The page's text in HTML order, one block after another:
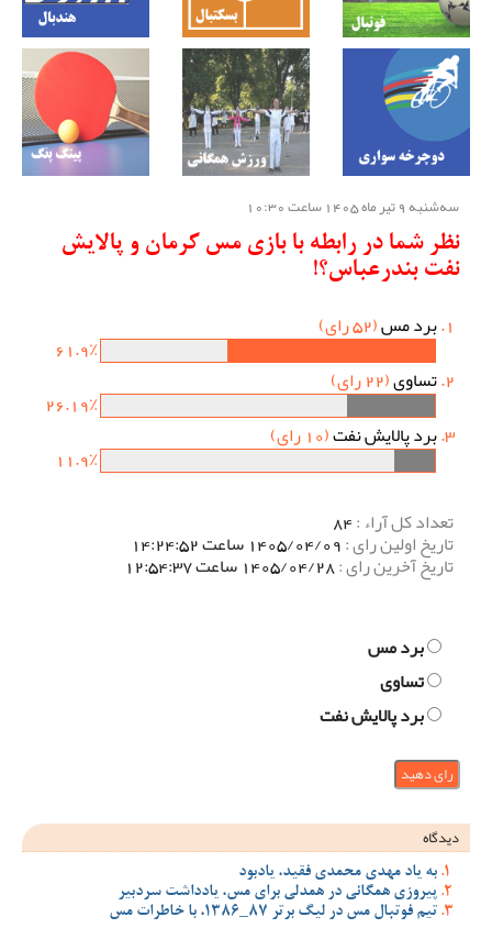
سه‌شنبه 9 تیر ماه 1405 ساعت 10:30
نظر شما در رابطه با بازی مس کرمان و پالایش
نفت بندرعباس؟!
برد مس(52 رای)
61.9٪
تساوی(22 رای)
26.19٪
برد پالایش نفت(10 رای)
11.9٪
تعداد کل آراء :84
تاریخ اولین رای :1405/04/09 ساعت 14:24:52
تاریخ آخرین رای :1405/04/28 ساعت 12:54:37
برد مس
تساوی
برد پالایش نفت
دیدگاه
به یاد مهدی محمدی فقید، یادبود
پیروزی همگانی در همدلی برای مس، یادداشت سردبیر
تیم فوتبال مس در لیگ برتر 87_1386، با خاطرات مس